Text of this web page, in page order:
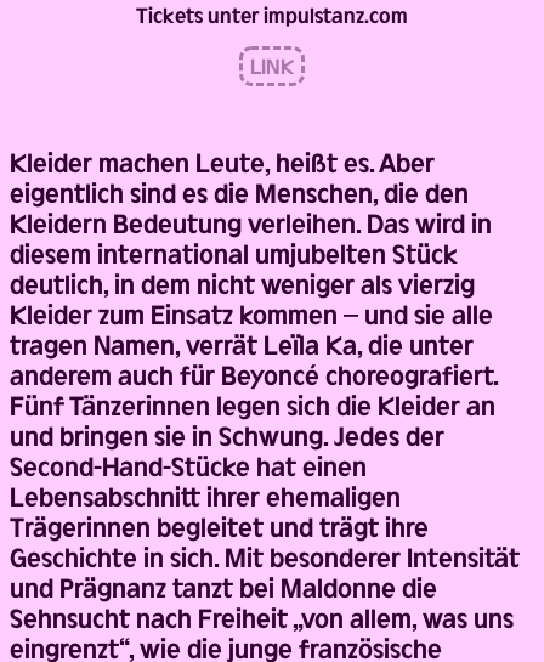
Tickets unter impulstanz.com
LINK
Kleider machen Leute, heißt es. Aber
eigentlich sind es die Menschen, die den
Kleidern Bedeutung verleihen. Das wird in
diesem international umjubelten Stück
deutlich, in dem nicht weniger als vierzig
Kleider zum Einsatz kommen – und sie alle
tragen Namen, verrät Leïla Ka, die unter
anderem auch für Beyoncé choreografiert.
Fünf Tänzerinnen legen sich die Kleider an
und bringen sie in Schwung. Jedes der
Second-Hand-Stücke hat einen
Lebensabschnitt ihrer ehemaligen
Trägerinnen begleitet und trägt ihre
Geschichte in sich. Mit besonderer Intensität
und Prägnanz tanzt bei Maldonne die
Sehnsucht nach Freiheit „von allem, was uns
eingrenzt“, wie die junge französische